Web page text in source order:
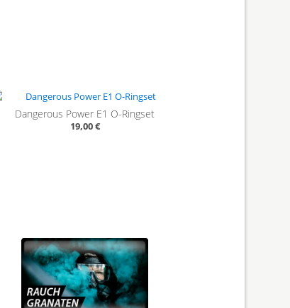
Dangerous Power E1 O-Ringset
19,00 €